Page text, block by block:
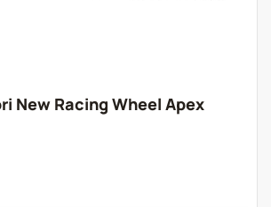
New Racing Wheel Apex